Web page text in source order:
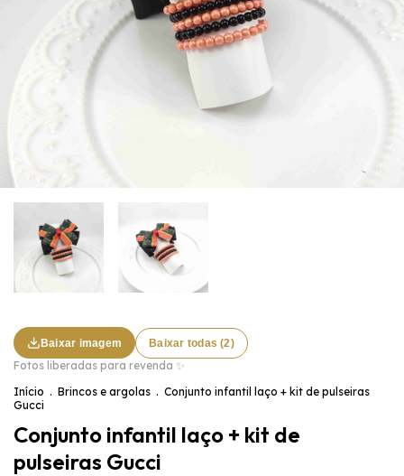
Baixar imagem Baixar todas (2)
Fotos liberadas para revenda ✨
Início . Brincos e argolas . Conjunto infantil laço + kit de pulseiras
Gucci
Conjunto infantil laço + kit de
pulseiras Gucci